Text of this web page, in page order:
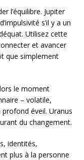
l’équilibre. Jupiter
s’il y a un
Utilisez cette
et avancer
que simplement
le moment
– volatile,
éveil. Uranus
du changement.
identités,
plus à la personne